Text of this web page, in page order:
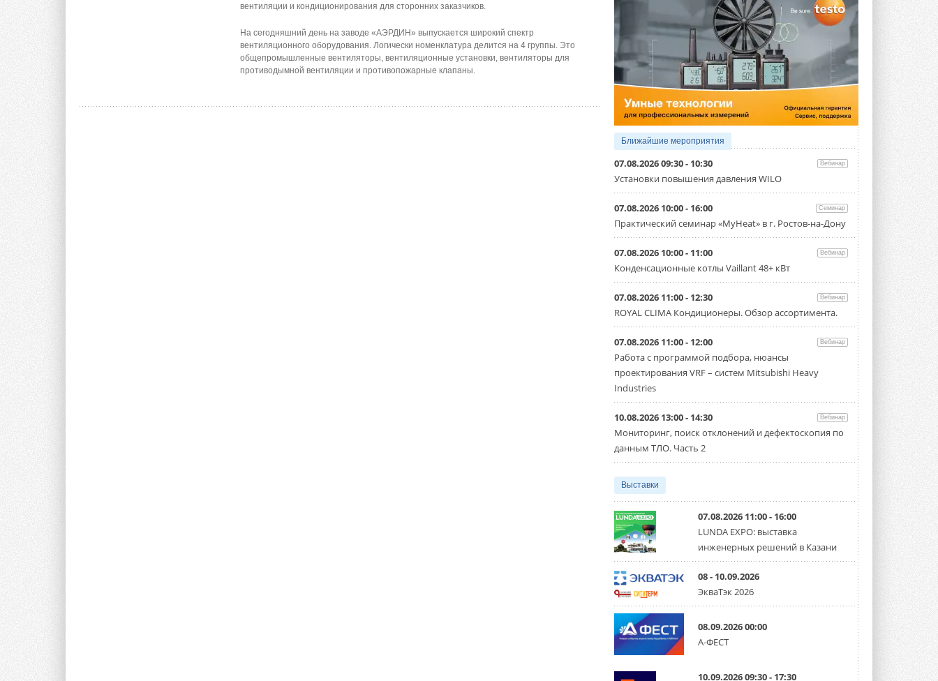
вентиляции и кондиционирования для сторонних заказчиков.
На сегодняшний день на заводе «АЭРДИН» выпускается широкий спектр
вентиляционного оборудования. Логически номенклатура делится на 4 группы. Это
общепромышленные вентиляторы, вентиляционные установки, вентиляторы для
противодымной вентиляции и противопожарные клапаны.
«Датарк» испытал модульный
ЦОД с плотностью 54 кВт на
стойку
Испытания прошли на собственной
производственной площадке и были ...
3 АВГУСТА 2026
Samsung выпускает VRF-
систему DVM на R32
Линейка включает семь типоразмеров
производительностью от 22,4 до 56 кВт.
Суммарная длина трубопроводов ...
3 АВГУСТА 2026
«СиСофт Девелопмент» подвел
итоги конкурса студенческих
проектов «ТИМ-лидеры 2026»
Новый сезон конкурса «ТИМ-лидеры»
стартует уже в сентябре 2026 года ...
3 АВГУСТА 2026
«Русклимат» укрепляет
партнёрство за Уралом
Президент Омского землячества в
Москве Михаил Тимошенко посетил
Омск с трёхдневным рабочим визитом ...
31 ИЮЛЯ 2026
Carrier модернизирует
флагманский чиллер AquaEdge
19XR
Чиллер получил новую версию,
Mitsubishi расширяет
направление систем
охлаждения для ЦОД
США запретили использование
иностранных инверторов
28 июля 2026 года Федеральная
комиссия по связи США (FCC) обновила
свой специальный перечень Covered ...
31 ИЮЛЯ 2026
Уже через месяц в России
можно будет устанавливать
солнечные панели в МКД
С 1 сентября снимается запрет на
микрогенерацию в многоквартирных ...
30 ИЮЛЯ 2026
Канальные вентиляторы с ЕС-
Ближайшие мероприятия
07.08.2026 09:30 - 10:30 Вебинар
Установки повышения давления WILO
07.08.2026 10:00 - 16:00 Семинар
Практический семинар «MyHeat» в г. Ростов-на-Дону
07.08.2026 10:00 - 11:00 Вебинар
Конденсационные котлы Vaillant 48+ кВт
07.08.2026 11:00 - 12:30 Вебинар
ROYAL CLIMA Кондиционеры. Обзор ассортимента.
07.08.2026 11:00 - 12:00 Вебинар
Работа с программой подбора, нюансы
проектирования VRF – систем Mitsubishi Heavy
Industries
10.08.2026 13:00 - 14:30 Вебинар
Мониторинг, поиск отклонений и дефектоскопия по
данным ТЛО. Часть 2
Выставки
07.08.2026 11:00 - 16:00
LUNDA EXPO: выставка
инженерных решений в Казани
08 - 10.09.2026
ЭкваТэк 2026
08.09.2026 00:00
А-ФЕСТ
10.09.2026 09:30 - 17:30